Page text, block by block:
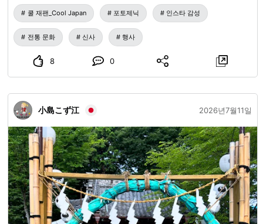
쿨 재팬_Cool Japan 포토제닉 인스타 감성
전통 문화 신사 행사
8 0
小島こず江 2026년7월11일